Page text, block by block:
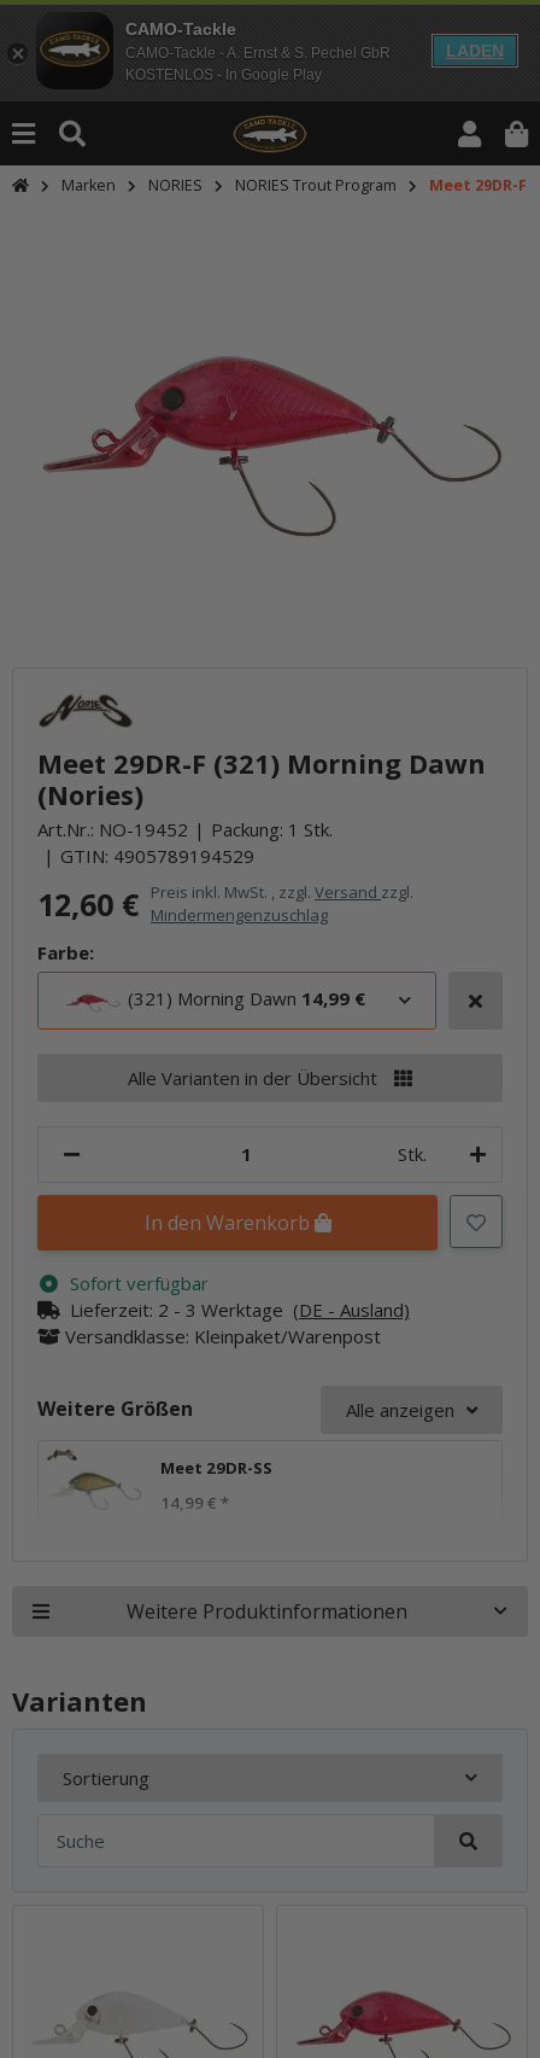
CAMO-Tackle
CAMO-Tackle - A. Ernst & S. Pechel GbR
KOSTENLOS - In Google Play
LADEN
Marken NORIES NORIES Trout Program Meet 29DR-F
Meet 29DR-F (321) Morning Dawn
(Nories)
Art.Nr.: NO-19452
Packung: 1 Stk.
GTIN: 4905789194529
12,60 € Preis inkl. MwSt. , zzgl. Versand zzgl.
Mindermengenzuschlag
Farbe:
(321) Morning Dawn 14,99 €
Alle Varianten in der Übersicht
Stk.
In den Warenkorb
Sofort verfügbar
Lieferzeit: 2 - 3 Werktage (DE - Ausland)
Versandklasse: Kleinpaket/Warenpost
Weitere Größen Alle anzeigen
Meet 29DR-SS
14,99 € *
Weitere Produktinformationen
Varianten
Sortierung